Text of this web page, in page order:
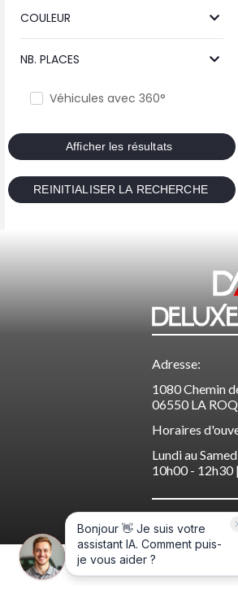
COULEUR
NB. PLACES
Véhicules avec 360°
Adresse:
1080 Chemin
06550 LA
Horaires
Lundi au
10h00 - 12h30
04 88
This site uses